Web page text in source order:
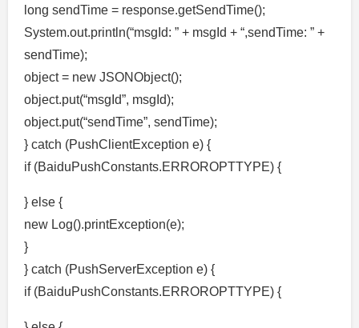
long sendTime = response.getSendTime();
System.out.println(“msgId: ” + msgId + “,sendTime: ” +
sendTime);
object = new JSONObject();
object.put(“msgId”, msgId);
object.put(“sendTime”, sendTime);
} catch (PushClientException e) {
if (BaiduPushConstants.ERROROPTTYPE) {
} else {
new Log().printException(e);
}
} catch (PushServerException e) {
if (BaiduPushConstants.ERROROPTTYPE) {